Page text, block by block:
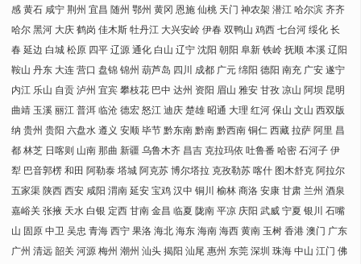
感 黄石 咸宁 荆州 宜昌 随州 鄂州 黄冈 恩施 仙桃 天门 神农架 潜江 哈尔滨 齐齐
哈尔 黑河 大庆 鹤岗 佳木斯 牡丹江 大兴安岭 伊春 双鸭山 鸡西 七台河 绥化 长
春 延边 白城 松原 四平 辽源 通化 白山 辽宁 沈阳 朝阳 阜新 铁岭 抚顺 本溪 辽阳
鞍山 丹东 大连 营口 盘锦 锦州 葫芦岛 四川 成都 广元 绵阳 德阳 南充 广安 遂宁
内江 乐山 自贡 泸州 宜宾 攀枝花 巴中 达州 资阳 眉山 雅安 甘孜 凉山 阿坝 昆明
曲靖 玉溪 丽江 普洱 临沧 德宏 怒江 迪庆 楚雄 昭通 大理 红河 保山 文山 西双版
纳 贵州 贵阳 六盘水 遵义 安顺 毕节 黔东南 黔南 黔西南 铜仁 西藏 拉萨 阿里 昌
都 林芝 日喀则 山南 那曲 新疆 乌鲁木齐 昌吉 克拉玛依 吐鲁番 哈密 石河子 伊
犁 巴音郭楞 和田 阿勒泰 塔城 阿克苏 博尔塔拉 克孜勒苏 喀什 图木舒克 阿拉尔
五家渠 陕西 西安 咸阳 渭南 延安 宝鸡 汉中 铜川 榆林 商洛 安康 甘肃 兰州 酒泉
嘉峪关 张掖 天水 白银 定西 甘南 金昌 临夏 陇南 平凉 庆阳 武威 宁夏 银川 石嘴
山 固原 中卫 吴忠 青海 西宁 果洛 海北 海东 海南 海西 黄南 玉树 香港 澳门 广东
广州 清远 韶关 河源 梅州 潮州 汕头 揭阳 汕尾 惠州 东莞 深圳 珠海 中山 江门 佛